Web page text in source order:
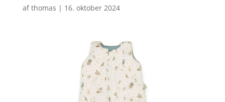
afthomas | 16. oktober 2024